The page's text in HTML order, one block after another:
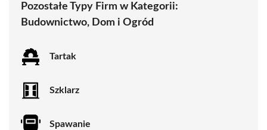
Pozostałe Typy Firm w Kategorii:
Budownictwo, Dom i Ogród
Tartak
Szklarz
Spawanie